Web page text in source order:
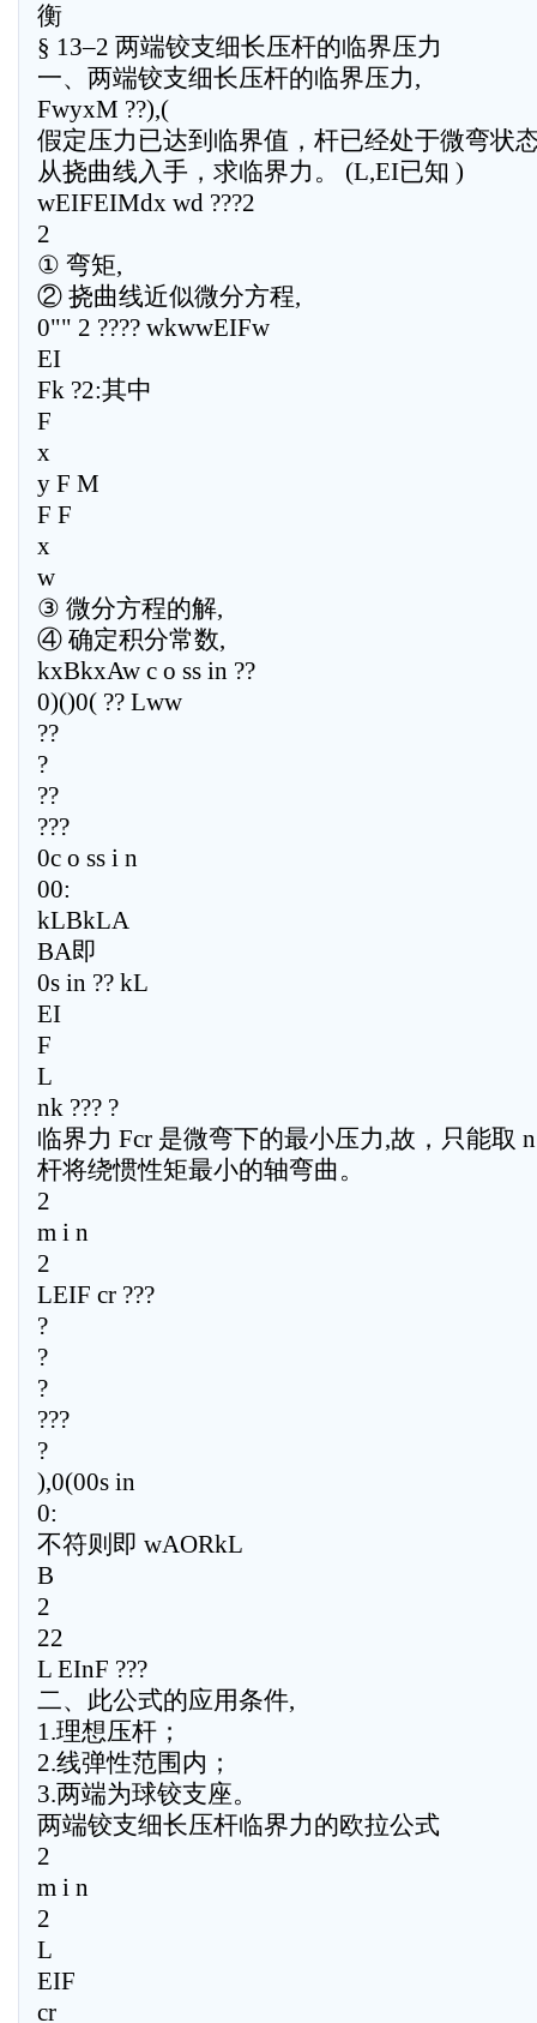
衡
§ 13–2 两端铰支细长压杆的临界压力
一、两端铰支细长压杆的临界压力,
FwyxM ??),(
假定压力已达到临界值，杆已经处于微弯状
从挠曲线入手，求临界力。 (L,EI已知 )
wEIFEIMdx wd ???2
2
① 弯矩,
② 挠曲线近似微分方程,
0"" 2 ???? wkwwEIFw
EI
Fk ?2:其中
F
x
y F M
F F
x
w
③ 微分方程的解,
④ 确定积分常数,
kxBkxAw c o ss in ??
0)()0( ?? Lww
??
?
??
???
0c o ss i n
00:
kLBkLA
BA即
0s in ?? kL
EI
F
L
nk ??? ?
临界力 Fcr 是微弯下的最小压力,故，只能取
杆将绕惯性矩最小的轴弯曲。
2
m i n
2
LEIF cr ???
?
?
?
???
?
),0(00s in
0:
不符则即 wAORkL
B
2
22
L EInF ???
二、此公式的应用条件,
1.理想压杆；
2.线弹性范围内；
3.两端为球铰支座。
两端铰支细长压杆临界力的欧拉公式
2
m i n
2
L
EIF
cr